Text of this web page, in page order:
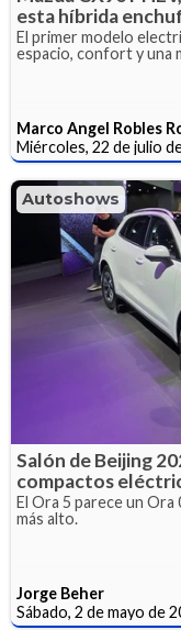
esta híbrida
El primer modelo
espacio, confort y una
Marco Angel Robles
Miércoles, 22 de julio
Autoshows
Salón de Beijing
compactos
El Ora 5 parece un Ora
más alto.
Jorge Beher
Sábado, 2 de mayo de